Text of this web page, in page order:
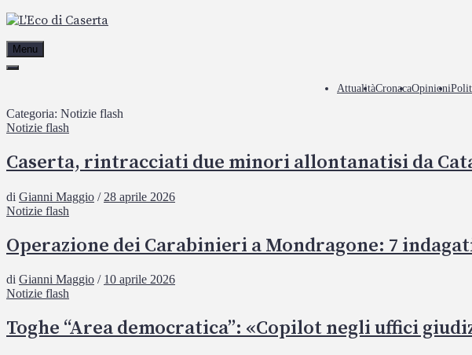
Passa
contenuto
Menu
AttualitàCronacaOpinioni
Categoria: Notizie flash
Notizie flash
Caserta, rintracciati due minori allontanatisi da
di Gianni Maggio / 28 aprile 2026
Notizie flash
Operazione dei Carabinieri a Mondragone: 7
di Gianni Maggio / 10 aprile 2026
Notizie flash
Toghe “Area democratica”: «Copilot negli uffici